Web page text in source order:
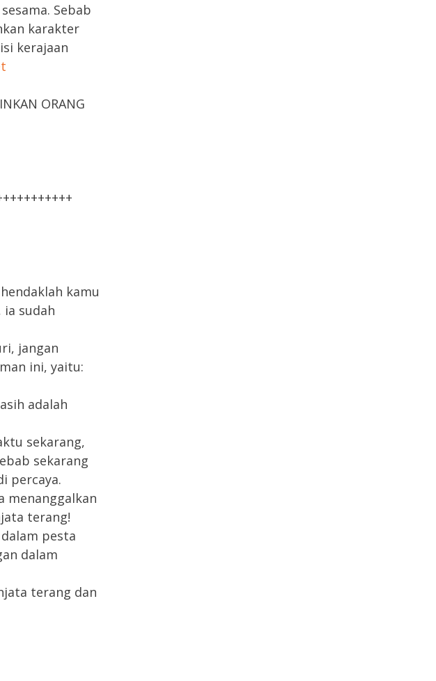
Sebab
karakter
kerajaan
ORANG
kamu
ia sudah
jangan
ini, yaitu:
adalah
sekarang,
sekarang
percaya.
menanggalkan
terang!
pesta
dalam
terang dan